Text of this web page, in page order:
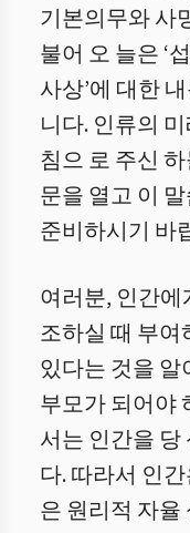
기본의무와 사
불어 오 늘은 ‘
사상’에 대한
니다. 인류의
침으 로 주신
문을 열고 이
준비하시기 바
여러분, 인간
조하실 때 부여
있다는 것을 알
부모가 되어야
서는 인간을 당
다. 따라서 인
은 원리적 자율